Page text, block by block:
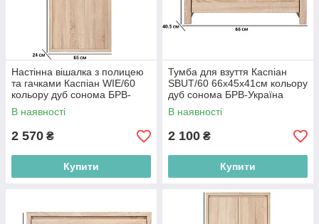
Настінна вішалка з полицею
та гачками Каспіан WIE/60
кольору дуб сонома БРВ-
Україна
В наявності
2 570 ₴
Купити
Тумба для взуття Каспіан
SBUT/60 66х45х41см кольору
дуб сонома БРВ-Україна
В наявності
2 100 ₴
Купити